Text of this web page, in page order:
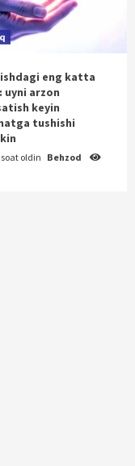
eng katta
uyni arzon
keyin
tushishi
soat oldin
Behzod